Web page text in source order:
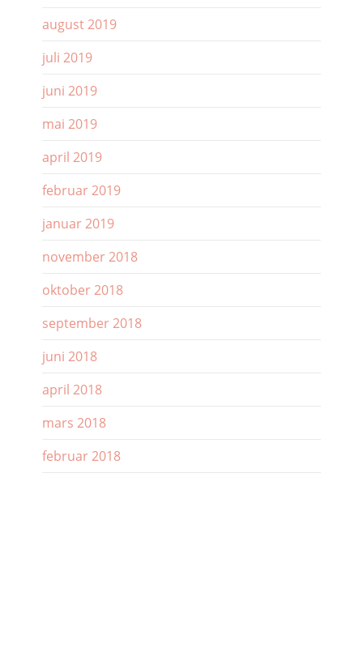
august 2019
juli 2019
juni 2019
mai 2019
april 2019
februar 2019
januar 2019
november 2018
oktober 2018
september 2018
juni 2018
april 2018
mars 2018
februar 2018